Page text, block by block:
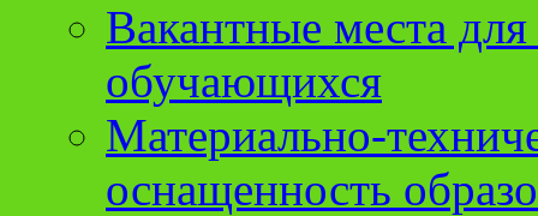
Вакантные места
обучающихся
Материально-
оснащенность